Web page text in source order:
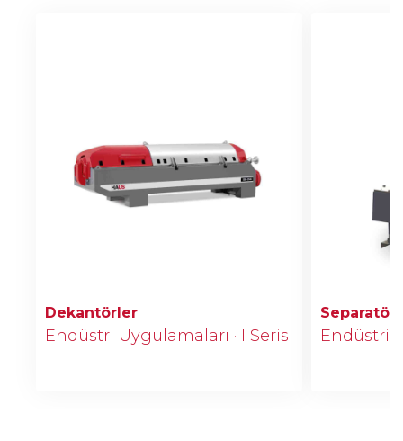
Dekantörler
Endüstri Uygulamaları · I Serisi Endüstri